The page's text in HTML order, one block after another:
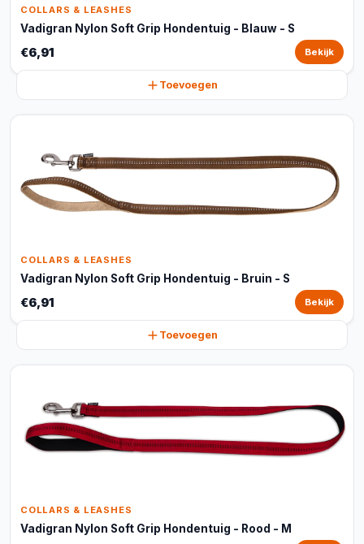
COLLARS & LEASHES
Vadigran Nylon Soft Grip Hondentuig - Blauw - S
€6,91 Bekijk
Toevoegen
COLLARS & LEASHES
Vadigran Nylon Soft Grip Hondentuig - Bruin - S
€6,91 Bekijk
Toevoegen
COLLARS & LEASHES
Vadigran Nylon Soft Grip Hondentuig - Rood - M